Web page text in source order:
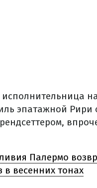
исполнительница
эпатажной Рири
Палермо
весенних тонах